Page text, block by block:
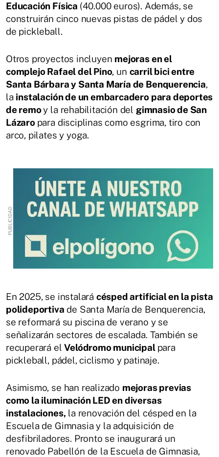
Educación Física (40.000 euros). Además, se
construirán cinco nuevas pistas de pádel y dos
de pickleball.
Otros proyectos incluyen mejoras en el
complejo Rafael del Pino, un carril bici entre
Santa Bárbara y Santa María de Benquerencia,
la instalación de un embarcadero para deportes
de remoy la rehabilitación del gimnasio de San
Lázaro para disciplinas como esgrima, tiro con
arco, pilates y yoga.
En 2025, se instalará césped artificial en la pista
polideportiva de Santa María de Benquerencia,
se reformará su piscina de verano y se
señalizarán sectores de escalada. También se
recuperará elVelódromo municipal para
pickleball, pádel, ciclismo y patinaje.
Asimismo, se han realizado mejoras previas
como la iluminación LED en diversas
instalaciones, la renovación del césped en la
Escuela de Gimnasia y la adquisición de
desfibriladores. Pronto se inaugurará un
renovado Pabellón de la Escuela de Gimnasia,